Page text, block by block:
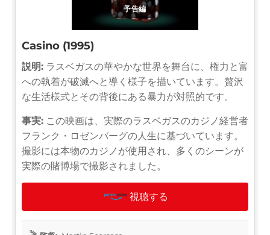
予告編
Casino (1995)
説明: ラスベガスの華やかな世界を舞台に、権力と富
への執着が破滅へと導く様子を描いています。贅沢
な生活様式とその背後にある暴力が対照的です。
事実: この映画は、実際のラスベガスのカジノ経営者
フランク・ロゼンバーグの人生に基づいています。
撮影には本物のカジノが使用され、多くのシーンが
実際の賭博場で撮影されました。
視聴する